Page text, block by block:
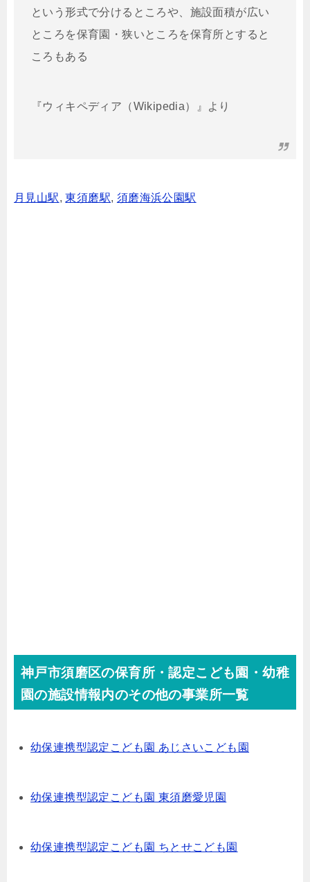
という形式で分けるところや、施設面積が広い
ところを保育園・狭いところを保育所とすると
ころもある
『ウィキペディア（Wikipedia）』より
月見山駅,東須磨駅, 須磨海浜公園駅
神戸市須磨区の保育所・認定こども園・幼稚
園の施設情報内のその他の事業所一覧
幼保連携型認定こども園 あじさいこども園
幼保連携型認定こども園 東須磨愛児園
幼保連携型認定こども園 ちとせこども園